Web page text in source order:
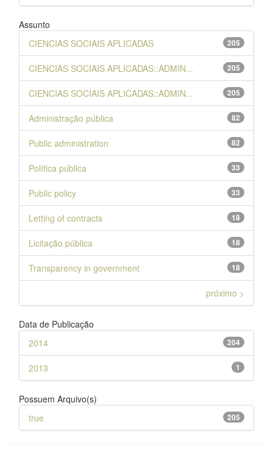
Assunto
205
CIENCIAS SOCIAIS APLICADAS
205
CIENCIAS SOCIAIS APLICADAS::ADMIN...
205
CIENCIAS SOCIAIS APLICADAS::ADMIN...
82
Administração pública
82
Public administration
33
Política pública
33
Public policy
18
Letting of contracts
18
Licitação pública
18
Transparency in government
próximo >
Data de Publicação
204
2014
1
2013
Possuem Arquivo(s)
205
true